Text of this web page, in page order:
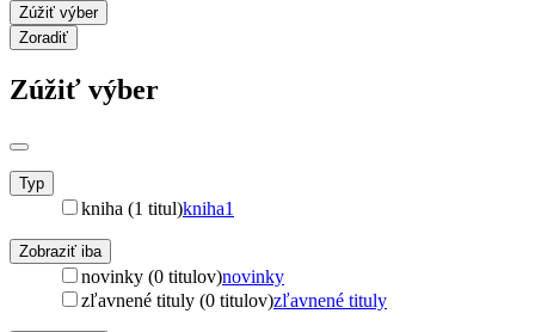
Zúžiť výber
Zoradiť
Zúžiť výber
Typ
kniha (1 titul)kniha1
Zobraziť iba
novinky (0 titulov)novinky
zľavnené tituly (0 titulov)zľavnené tituly